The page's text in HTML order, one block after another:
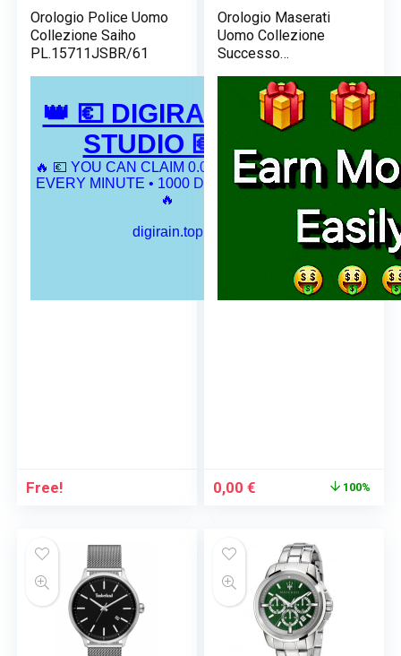
Orologio Police Uomo
Collezione Saiho
PL.15711JSBR/61
Free!
Orologio Maserati
Uomo Collezione
Successo
Il
239,00 €.
0,00€
0,00 €.
100%